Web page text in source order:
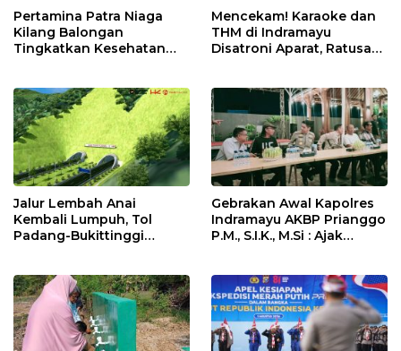
Pertamina Patra Niaga
Kilang Balongan
Tingkatkan Kesehatan
Rutin dan Edukasi
Perawatan Gigi
Mencekam! Karaoke dan
THM di Indramayu
Disatroni Aparat, Ratusan
Jalur Lembah Anai
Kembali Lumpuh, Tol
Padang-Bukittinggi
Gebrakan Awal Kapolres
Indramayu AKBP Prianggo
P.M., S.I.K., M.Si : Ajak